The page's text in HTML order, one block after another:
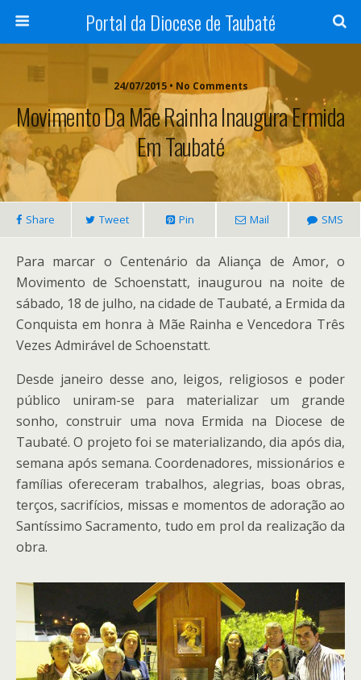
Portal da Diocese de Taubaté
24/07/2015 • No Comments
Movimento Da Mãe Rainha Inaugura Ermida
Em Taubaté
Share Tweet Pin Mail SMS
Para marcar o Centenário da Aliança de Amor, o
Movimento de Schoenstatt, inaugurou na noite de
sábado, 18 de julho, na cidade de Taubaté, a Ermida da
Conquista em honra à Mãe Rainha e Vencedora Três
Vezes Admirável de Schoenstatt.
Desde janeiro desse ano, leigos, religiosos e poder
público uniram-se para materializar um grande
sonho, construir uma nova Ermida na Diocese de
Taubaté. O projeto foi se materializando, dia após dia,
semana após semana. Coordenadores, missionários e
famílias ofereceram trabalhos, alegrias, boas obras,
terços, sacrifícios, missas e momentos de adoração ao
Santíssimo Sacramento, tudo em prol da realização da
obra.